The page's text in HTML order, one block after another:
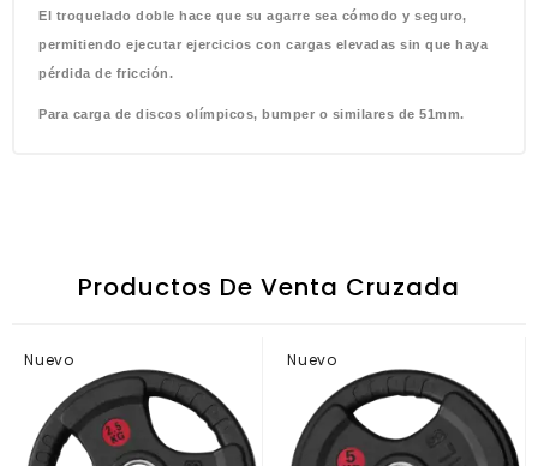
El troquelado doble hace que su agarre sea cómodo y seguro,
permitiendo ejecutar ejercicios con cargas elevadas sin que haya
pérdida de fricción.
Para carga de discos olímpicos, bumper o similares de 51mm.
Productos De Venta Cruzada
Nuevo Nuevo